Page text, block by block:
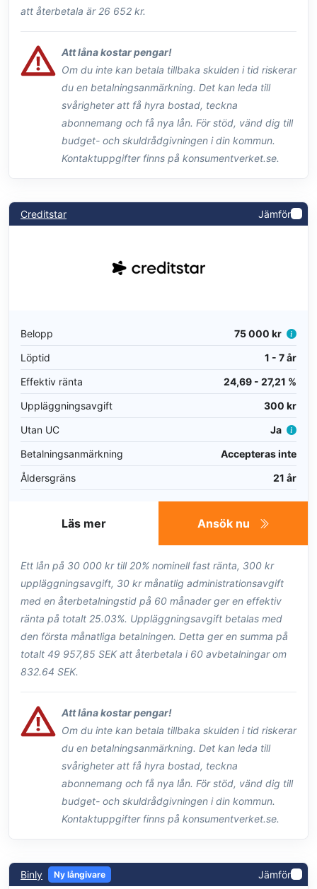
att återbetala är 26 652 kr.
Att låna kostar pengar!
Om du inte kan betala tillbaka skulden i tid riskerar
du en betalningsanmärkning. Det kan leda till
svårigheter att få hyra bostad, teckna
abonnemang och få nya lån. För stöd, vänd dig till
budget- och skuldrådgivningen i din kommun.
Kontaktuppgifter finns på konsumentverket.se.
Creditstar Jämför
Belopp
75 000 kr
Löptid
1 - 7 år
Effektiv ränta
24,69 - 27,21 %
Uppläggningsavgift
300 kr
Utan UC
Ja
Betalningsanmärkning
Accepteras inte
Åldersgräns
21 år
Ansök nu
Läs mer
Ett lån på 30 000 kr till 20% nominell fast ränta, 300 kr
uppläggningsavgift, 30 kr månatlig administrationsavgift
med en återbetalningstid på 60 månader ger en effektiv
ränta på totalt 25.03%. Uppläggningsavgift betalas med
den första månatliga betalningen. Detta ger en summa på
totalt 49 957,85 SEK att återbetala i 60 avbetalningar om
832.64 SEK.
Att låna kostar pengar!
Om du inte kan betala tillbaka skulden i tid riskerar
du en betalningsanmärkning. Det kan leda till
svårigheter att få hyra bostad, teckna
abonnemang och få nya lån. För stöd, vänd dig till
budget- och skuldrådgivningen i din kommun.
Kontaktuppgifter finns på konsumentverket.se.
Binly Ny långivare Jämför